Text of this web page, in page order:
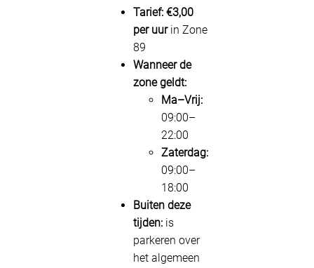
Tarief: €3,00
per uurin Zone
89
Wanneer de
zone geldt:
Ma–Vrij:
09:00–
22:00
Zaterdag:
09:00–
18:00
Buiten deze
tijden: is
parkeren over
het algemeen